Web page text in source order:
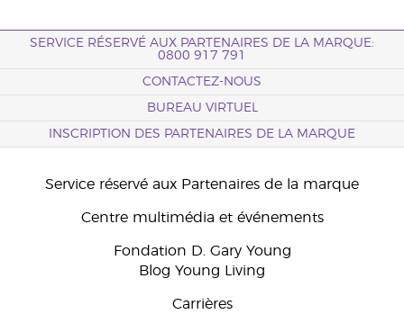
SERVICE RÉSERVÉ AUX PARTENAIRES DE LA MARQUE:
0800 917 791
CONTACTEZ-NOUS
BUREAU VIRTUEL
INSCRIPTION DES PARTENAIRES DE LA MARQUE
Service réservé aux Partenaires de la marque
Centre multimédia et événements
Fondation D. Gary Young
Blog Young Living
Carrières